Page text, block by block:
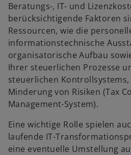
Beratungs-, IT- und
berücksichtigende Faktoren
Ressourcen, wie die
informationstechnische
organisatorische Aufbau
Ihrer steuerlichen Prozesse
steuerlichen
Minderung von Risiken (Tax
Management-System).
Eine wichtige Rolle spielen
laufende IT-
eine eventuelle Umstellung